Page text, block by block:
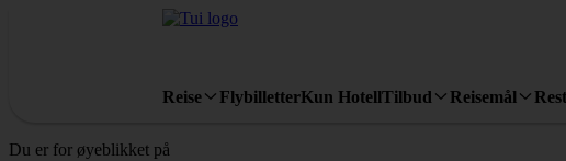
Reise FlybilletterKun HotellTilbud Reisemål
Du er for øyeblikket på